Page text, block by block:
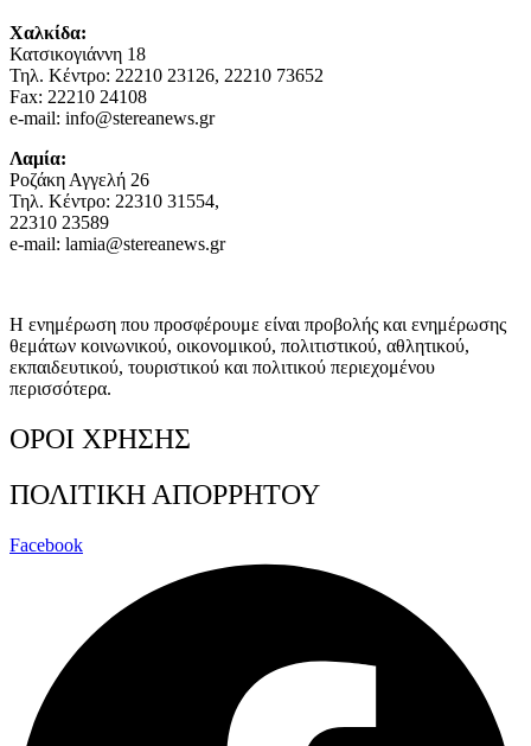
Χαλκίδα:
Κατσικογιάννη 18
Τηλ. Κέντρο: 22210 23126, 22210 73652
Fax: 22210 24108
e-mail: info@stereanews.gr
Λαμία:
Ροζάκη Αγγελή 26
Τηλ. Κέντρο: 22310 31554,
22310 23589
e-mail: lamia@stereanews.gr
Η ενημέρωση που προσφέρουμε είναι προβολής και ενημέρωσης
θεμάτων κοινωνικού, οικονομικού, πολιτιστικού, αθλητικού,
εκπαιδευτικού, τουριστικού και πολιτικού περιεχομένου
περισσότερα.
ΟΡΟΙ ΧΡΗΣΗΣ
ΠΟΛΙΤΙΚΗ ΑΠΟΡΡΗΤΟΥ
Facebook